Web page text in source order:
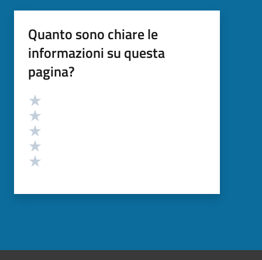
Quanto sono chiare le
informazioni su questa
pagina?
Valutazione